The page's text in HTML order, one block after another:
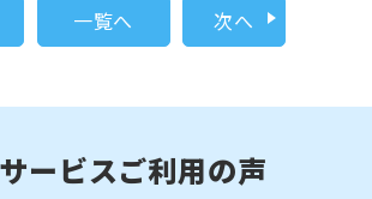
一覧へ 次へ
ービスご利用の声